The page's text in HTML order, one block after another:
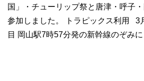
国」・チューリップ祭と唐津・呼子
参加しました。 トラピックス利用
目 岡山駅7時57分発の新幹線のぞみに